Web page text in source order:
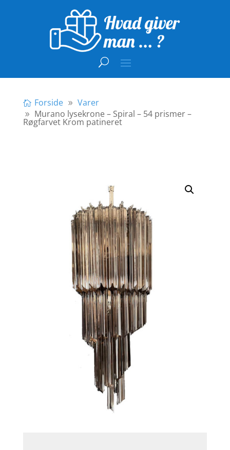
Forside
Varer
Murano lysekrone – Spiral – 54 prismer –
Røgfarvet Krom patineret